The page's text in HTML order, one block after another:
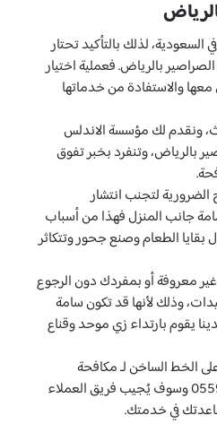
لذلك بالتأكيد تحتار
بالرياض. فعملية اختيار
والاستفادة من خدماتها
ونقدم لك مؤسسة الاندلس
بالرياض، وتنفرد بخبر تفوق
لتجنب انتشار
جانب المنزل فهذا من أسباب
الطعام وصنع جحور وتتكاثر
معروفة أو بمفردك دون الرجوع
وذلك لأنها قد تكون سامة
يقوم بارتداء زي موحد وقناع
الخط الساخن لـ مكافحة
الحشرات بالرياض 0559597588 وسوف يُجيب فريق العملاء
في خدمتك.